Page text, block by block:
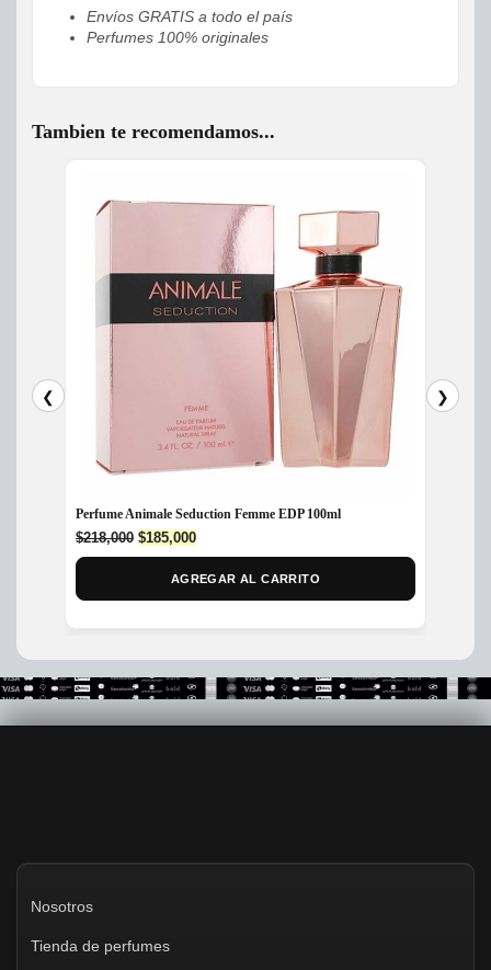
Envíos GRATIS a todo el país
Perfumes 100% originales
Tambien te recomendamos...
❮
Perfume Animale Seduction Femme EDP 100ml
$218,000 Original
price
$185,000Current
price
is:
AGREGAR AL CARRITO
❯
Nosotros
Tienda de perfumes